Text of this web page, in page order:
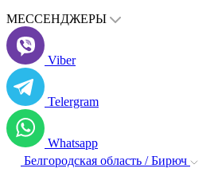
МЕССЕНДЖЕРЫ
Viber
Telergram
Whatsapp
Белгородская область / Бирюч